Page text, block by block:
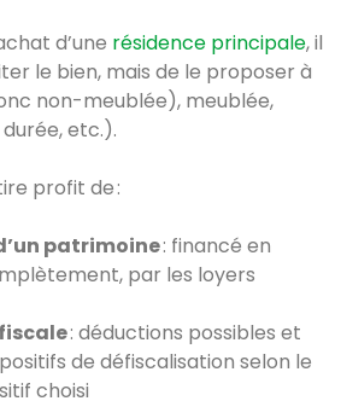
d’une résidence principale, il
le bien, mais de le proposer à
non-meublée), meublée,
etc.).
profit de :
patrimoine: financé en
par les loyers
: déductions possibles et
de défiscalisation selon le
choisi